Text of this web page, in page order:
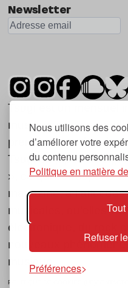
Nous utilisons des
d’améliorer votre
du contenu
Politique en matière
Refuser
Préférences
Newsletter
Tsugi est un mensuel
musique et les
première parution
Tsugi en japonais
», ce qui correspond à
magazine, à l’affût
musicales, qu’elles
électronique, du rock
nouveaux
musique.
POLITIQUE DE COOKIES (UE)